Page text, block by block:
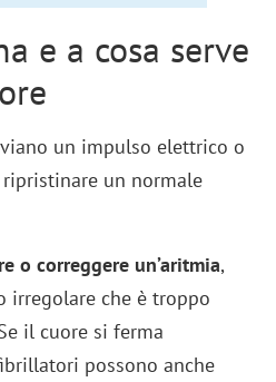
e a cosa serve
un impulso elettrico o
un normale
o correggere un’aritmia,
irregolare che è troppo
il cuore si ferma
possono anche